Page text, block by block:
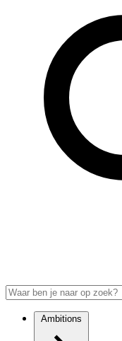
Ambitions